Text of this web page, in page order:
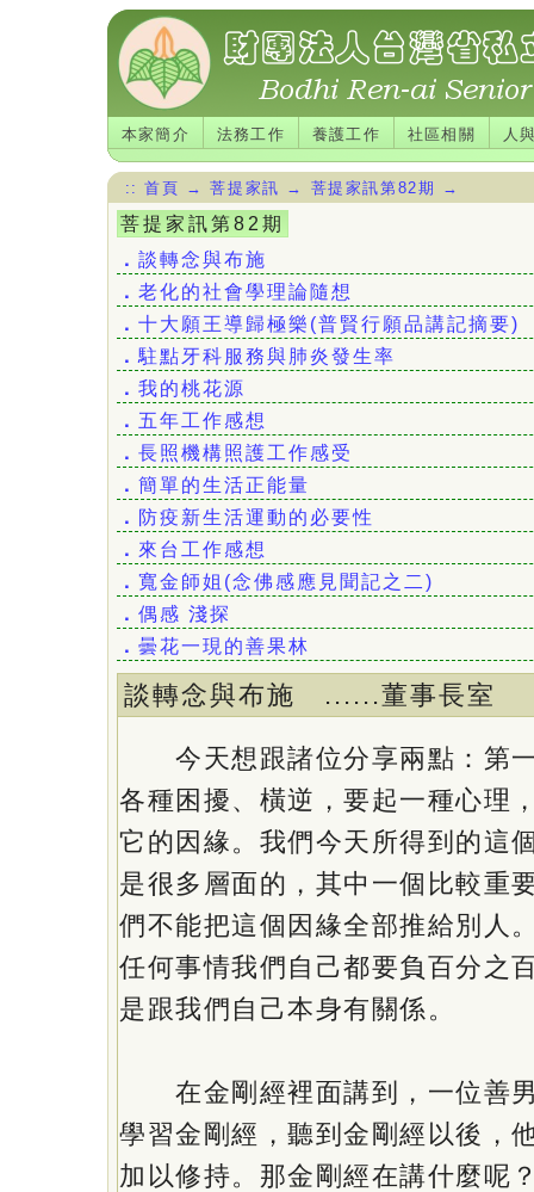
本家簡介 法務工作 養護工作 社區相關 人
::首頁 →菩提家訊 → 菩提家訊第82期 →
菩提家訊第82期
． 談轉念與布施
． 老化的社會學理論隨想
． 十大願王導歸極樂(普賢行願品講記摘要)
． 駐點牙科服務與肺炎發生率
． 我的桃花源
． 五年工作感想
． 長照機構照護工作感受
． 簡單的生活正能量
． 防疫新生活運動的必要性
． 來台工作感想
． 寬金師姐(念佛感應見聞記之二)
． 偶感 淺探
． 曇花一現的善果林
談轉念與布施 ......董事
今天想跟諸位分享兩點：第
各種困擾、橫逆，要起一種心理
它的因緣。我們今天所得到的這
是很多層面的，其中一個比較重
們不能把這個因緣全部推給別人
任何事情我們自己都要負百分之
是跟我們自己本身有關係。
在金剛經裡面講到，一位善
學習金剛經，聽到金剛經以後，
加以修持。那金剛經在講什麼呢